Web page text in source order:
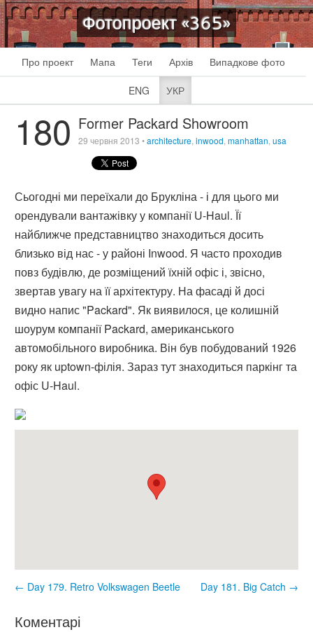
Фотопроект «365»
Про проект Мапа Теги Архів Випадкове фото
ENG УКР
180 Former Packard Showroom
29 червня 2013 •architecture inwood manhattan usa
Сьогодні ми переїхали до Брукліна - і для цього ми
орендували вантажівку у компанії U-Haul. Її
найближче представництво знаходиться досить
близько від нас - у районі Inwood. Я часто проходив
повз будівлю, де розміщений їхній офіс і, звісно,
звертав увагу на її архітектуру. На фасаді й досі
видно напис "Packard". Як виявилося, це колишній
шоурум компанії Packard, американського
автомобільного виробника. Він був побудований 1926
року як uptown-філія. Зараз тут знаходиться паркінг та
офіс U-Haul.
← Day 179. Retro Volkswagen Beetle Day 181. Big Catch →
Коментарі